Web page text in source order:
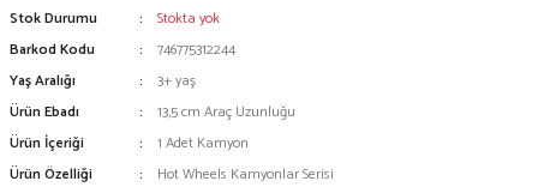
Stok Durumu
Stokta yok
Barkod Kodu
746775312244
Yaş Aralığı
3+ yaş
Ürün Ebadı
13,5 cm Araç Uzunluğu
Ürün İçeriği
1 Adet Kamyon
Ürün Özelliği
Hot Wheels Kamyonlar Serisi